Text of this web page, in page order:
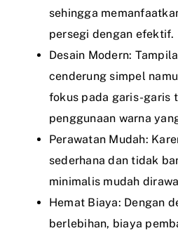
sehingga
persegi dengan efektif.
Desain Modern:
cenderung simpel
fokus pada garis-garis
penggunaan warna
Perawatan Mudah:
sederhana dan tidak
minimalis mudah
Hemat Biaya: Dengan
berlebihan, biaya